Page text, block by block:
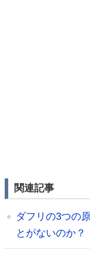
関連記事
ダフリの3つの
とがないのか？